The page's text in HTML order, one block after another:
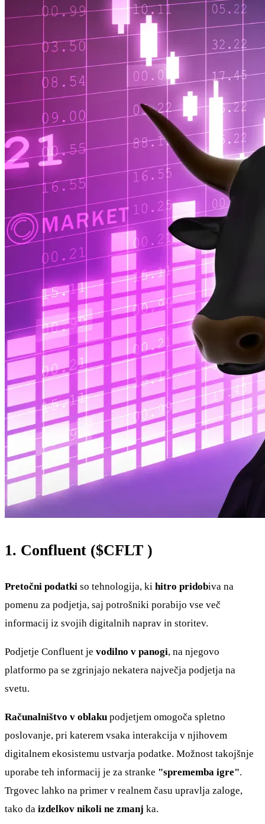
1. Confluent ($CFLT )
Pretočni podatki so tehnologija, ki hitro pridobiva na
pomenu za podjetja, saj potrošniki porabijo vse več
informacij iz svojih digitalnih naprav in storitev.
Podjetje Confluent je vodilno v panogi, na njegovo
platformo pa se zgrinjajo nekatera največja podjetja na
svetu.
Računalništvo v oblaku podjetjem omogoča spletno
poslovanje, pri katerem vsaka interakcija v njihovem
digitalnem ekosistemu ustvarja podatke. Možnost takojšnje
uporabe teh informacij je za stranke "sprememba igre".
Trgovec lahko na primer v realnem času upravlja zaloge,
tako da izdelkov nikoli ne zmanj ka.